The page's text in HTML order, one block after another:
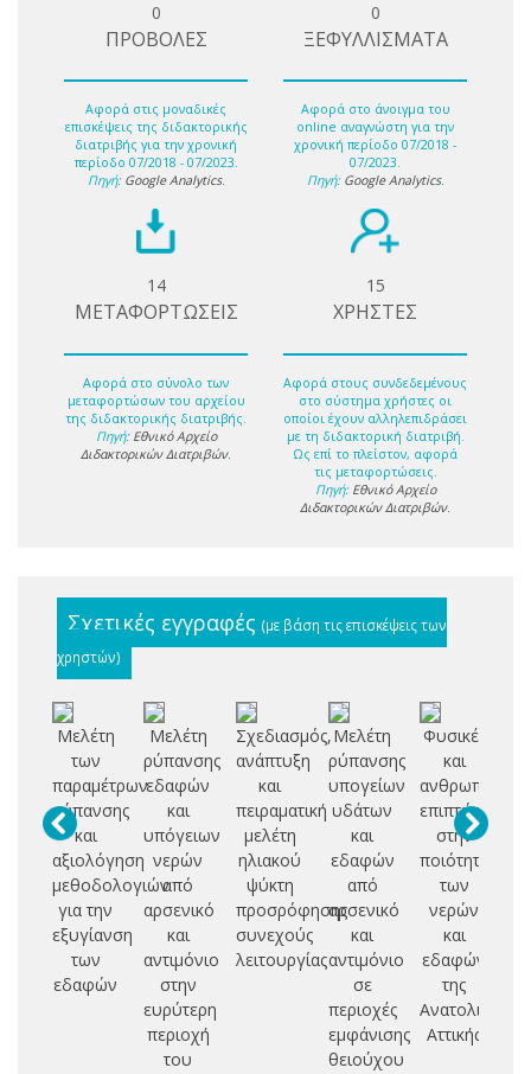
0
ΠΡΟΒΟΛΕΣ
Αφορά στις μοναδικές
επισκέψεις της διδακτορικής
διατριβής για την χρονική
περίοδο 07/2018 - 07/2023.
Πηγή: Google Analytics.
0
ΞΕΦΥΛΛΙΣΜΑΤΑ
Αφορά στο άνοιγμα του
online αναγνώστη για την
χρονική περίοδο 07/2018 -
07/2023.
Πηγή: Google Analytics.
14
ΜΕΤΑΦΟΡΤΩΣΕΙΣ
Αφορά στο σύνολο των
μεταφορτώσων του αρχείου
της διδακτορικής διατριβής.
Πηγή: Εθνικό Αρχείο
Διδακτορικών Διατριβών.
15
ΧΡΗΣΤΕΣ
Αφορά στους συνδεδεμένους
στο σύστημα χρήστες οι
οποίοι έχουν αλληλεπιδράσει
με τη διδακτορική διατριβή.
Ως επί το πλείστον, αφορά
τις μεταφορτώσεις.
Πηγή: Εθνικό Αρχείο
Διδακτορικών Διατριβών.
Σχετικές εγγραφές (με βάση τις επισκέψεις των
χρηστών)
Μελέτη
των
παραμέτρων
ρύπανσης
και
αξιολόγηση
μεθοδολογιών
για την
εξυγίανση
των
εδαφών
Μελέτη
ρύπανσης
εδαφών
και
υπόγειων
νερών
από
αρσενικό
και
αντιμόνιο
στην
ευρύτερη
περιοχή
του
Σχεδιασμός,
ανάπτυξη
και
πειραματική
μελέτη
ηλιακού
ψύκτη
προσρόφησης
συνεχούς
λειτουργίας
Μελέτη
ρύπανσης
υπογείων
υδάτων
και
εδαφών
από
αρσενικό
και
αντιμόνιο
σε
περιοχές
εμφάνισης
θειούχου
Φυσικές
και
επιπτώσεις
στην
ποιότητα
των
νερών
και
εδαφών
της
Ανατολικής
Αττικής